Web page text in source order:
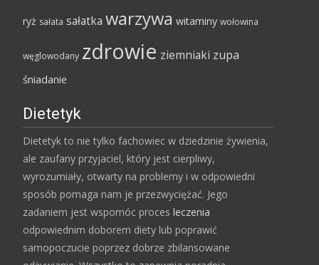
ryż sałata sałatka warzywa witaminy wołowina
węglowodany zdrowie ziemniaki zupa
śniadanie
Dietetyk
Dietetyk to nie tylko fachowiec w dziedzinie żywienia,
ale zaufany przyjaciel, który jest cierpliwy,
wyrozumiały, otwarty na problemy i w odpowiedni
sposób pomaga nam je przezwyciężać. Jego
zadaniem jest wspomóc proces leczenia
odpowiednim doborem diety lub poprawić
samopoczucie poprzez dobrze zbilansowane